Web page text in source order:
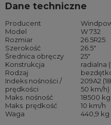
Dane techniczne
Producent
Model
W 732
Rozmiar
26.5R25
Szerokość
26.5″
Średnica obręczy
25″
Konstrukcja
radialna
Rodzaj
Indeks nośności /
prędkości
209A2
50 km/h)
Maks. nośność
18500 kg
Maks. prędkość
10 km/h
Waga
440,9 kg